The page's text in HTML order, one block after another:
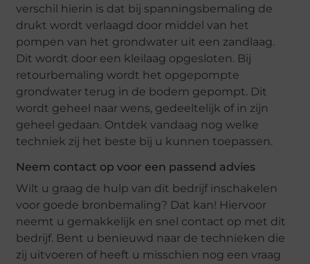
verschil hierin is dat bij spanningsbemaling de
drukt wordt verlaagd door middel van het
pompen van het grondwater uit een zandlaag.
Dit wordt door een kleilaag opgesloten. Bij
retourbemaling wordt het opgepompte
grondwater terug in de bodem gepompt. Dit
wordt geheel naar wens, gedeeltelijk of in zijn
geheel gedaan. Ontdek vandaag nog welke
techniek zij het beste bij u kunnen toepassen.
Neem contact op voor een passend advies
Wilt u graag de hulp van dit bedrijf inschakelen
voor goede bronbemaling? Dat kan! Hiervoor
neemt u gemakkelijk en snel contact op met dit
bedrijf. Bent u benieuwd naar de technieken die
zij uitvoeren of heeft u misschien nog een vraag